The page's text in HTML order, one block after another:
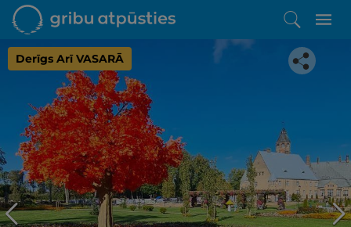
Derīgs Arī VASARĀ
Iepatikās šis piedāvājums?
Līdz brīnišķīgai atpūtai atlikuši tikai daži soļi